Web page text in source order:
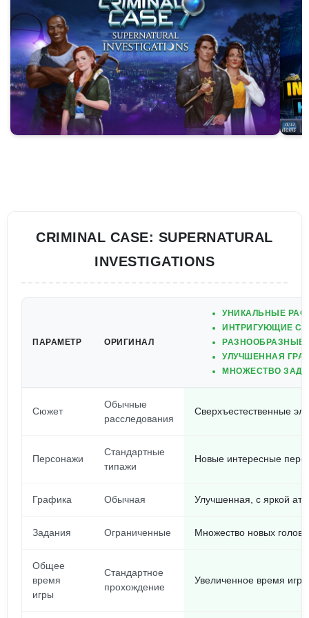
CRIMINAL CASE: SUPERNATURAL
INVESTIGATIONS
ПАРАМЕТР ОРИГИНАЛ
УНИКАЛЬНЫЕ
ИНТРИГУЮЩИЕ
РАЗНООБРАЗНЫЕ
УЛУЧШЕННАЯ
МНОЖЕСТВО
Сюжет
Обычные
расследования
Сверхъестественные
Персонажи
Стандартные
типажи
Новые интересные
Графика Обычная Улучшенная, с яркой
Задания Ограниченные Множество новых
Общее
время
игры
Стандартное
прохождение
Увеличенное время